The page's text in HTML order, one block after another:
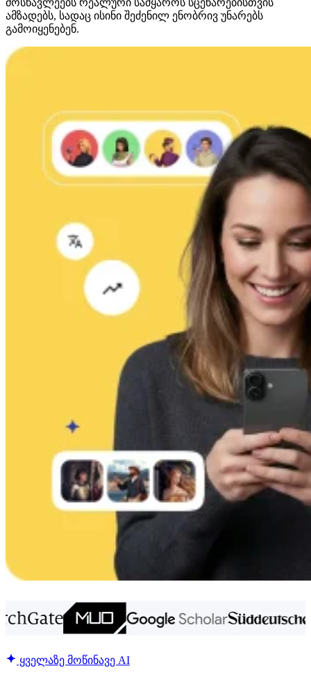
ამზადებს, სადაც ისინი შეძენილ ენობრივ უნარებს
გამოიყენებენ.
ყველაზე მოწინავე AI